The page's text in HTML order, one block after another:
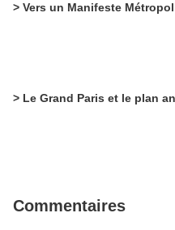
> Vers un Manifeste
> Le Grand Paris et le plan
Commentaires